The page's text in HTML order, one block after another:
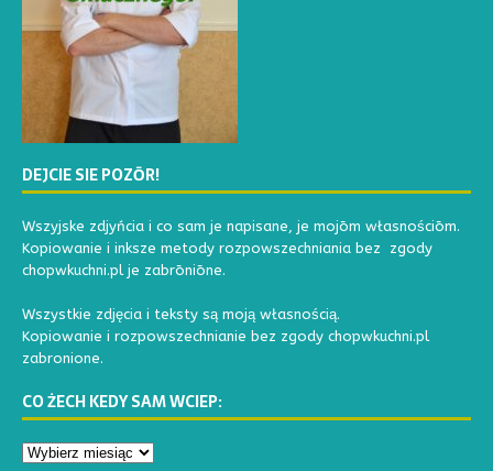
DEJCIE SIE POZŌR!
Wszyjske zdjyńcia i co sam je napisane, je mojōm własnościōm.
Kopiowanie i inksze metody rozpowszechniania bez zgody
chopwkuchni.pl je zabrōniōne.
Wszystkie zdjęcia i teksty są moją własnością.
Kopiowanie i rozpowszechnianie bez zgody chopwkuchni.pl
zabronione.
CO ŻECH KEDY SAM WCIEP: